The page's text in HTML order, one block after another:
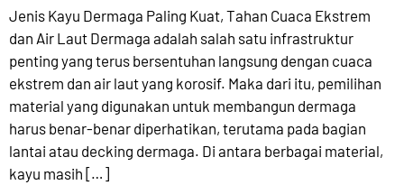
Jenis Kayu Dermaga Paling Kuat, Tahan Cuaca Ekstrem
dan Air Laut Dermaga adalah salah satu infrastruktur
penting yang terus bersentuhan langsung dengan cuaca
ekstrem dan air laut yang korosif. Maka dari itu, pemilihan
material yang digunakan untuk membangun dermaga
harus benar-benar diperhatikan, terutama pada bagian
lantai atau decking dermaga. Di antara berbagai material,
kayu masih […]